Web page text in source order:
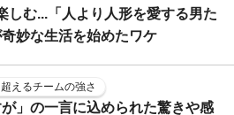
しむ...「人より人形を愛する男た
妙な生活を始めたワケ
えるチームの強さ
が」の一言に込められた驚きや感